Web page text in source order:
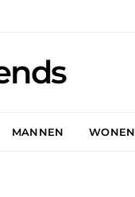
MANNEN WONEN